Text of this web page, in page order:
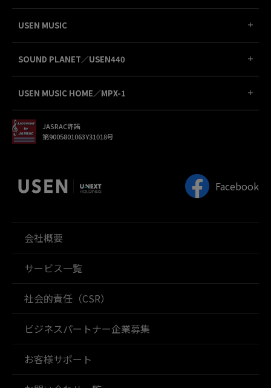
USEN MUSIC
SOUND PLANET／USEN440
USEN MUSIC HOME／MPX-1
JASRAC許諾
第9005801063Y31018号
Facebook
会社概要
サービス一覧
社会的責任（CSR）
ビジネスパートナー企業募集
お客様サポート